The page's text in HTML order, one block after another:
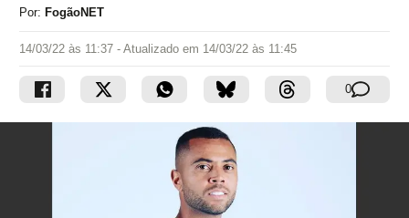
Por: FogãoNET
14/03/22 às 11:37 - Atualizado em 14/03/22 às 11:45
0